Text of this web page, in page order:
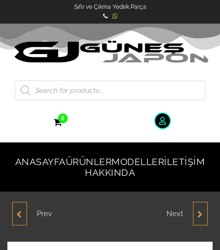
Sıfır ve Çıkma Yedek Parça
0
ANASAYFAÜRÜNLERMODELLERİLETIŞIM
HAKKINDA
HYUNDAI ACCENT
Prev HYUNDAI ACCENTNext